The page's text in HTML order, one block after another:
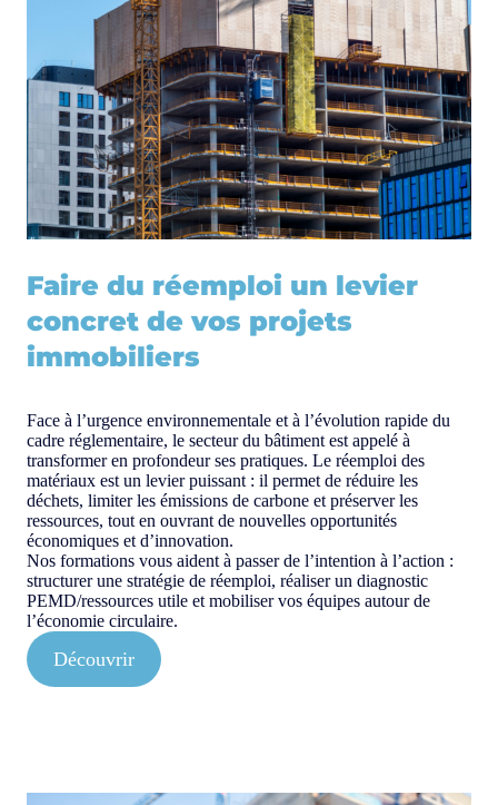
Faire du réemploi un levier
concret de vos projets
immobiliers
Face à l’urgence environnementale et à l’évolution rapide du
cadre réglementaire, le secteur du bâtiment est appelé à
transformer en profondeur ses pratiques. Le réemploi des
matériaux est un levier puissant : il permet de réduire les
déchets, limiter les émissions de carbone et préserver les
ressources, tout en ouvrant de nouvelles opportunités
économiques et d’innovation.
Nos formations vous aident à passer de l’intention à l’action :
structurer une stratégie de réemploi, réaliser un diagnostic
PEMD/ressources utile et mobiliser vos équipes autour de
l’économie circulaire.
Découvrir